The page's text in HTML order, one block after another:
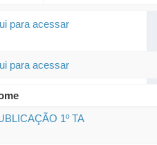
para acessar
para acessar
1º TA